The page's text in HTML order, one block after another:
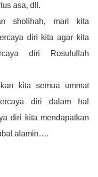
asa, dll.
sholihah, mari kita
diri kita agar kita
diri Rosulullah
kita semua ummat
diri dalam hal
diri kita mendapatkan
alamin….